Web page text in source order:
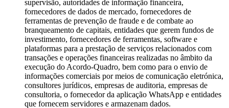
supervisão, autoridades de informação financeira,
fornecedores de dados de mercado, fornecedores de
ferramentas de prevenção de fraude e de combate ao
branqueamento de capitais, entidades que gerem fundos de
investimento, fornecedores de ferramentas, software e
plataformas para a prestação de serviços relacionados com
transações e operações financeiras realizadas no âmbito da
execução do Acordo-Quadro, bem como para o envio de
informações comerciais por meios de comunicação eletrónica,
consultores jurídicos, empresas de auditoria, empresas de
consultoria, o fornecedor da aplicação WhatsApp e entidades
que fornecem servidores e armazenam dados.